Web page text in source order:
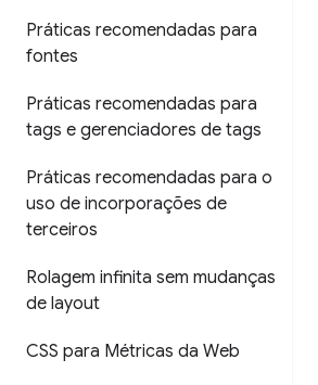
Práticas recomendadas para
fontes
Práticas recomendadas para
tags e gerenciadores de tags
Práticas recomendadas para o
uso de incorporações de
terceiros
Rolagem infinita sem mudanças
de layout
CSS para Métricas da Web